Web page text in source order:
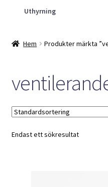
Uthyrning
Hem Produkter märkta
Endast ett sökresultat